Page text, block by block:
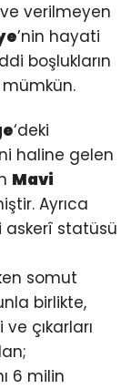
verilmeyen
’nin hayati
boşlukların
‘deki
haline gelen
Mavi
Ayrıca
askerî statüsü
somut
birlikte,
çıkarları
6 milin